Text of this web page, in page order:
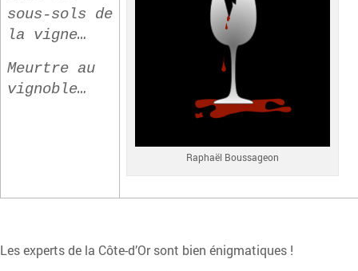
sous-sols de
la vigne…
Meurtre au
vignoble…
Raphaël Boussageon
Les experts de la Côte-d’Or sont bien énigmatiques !